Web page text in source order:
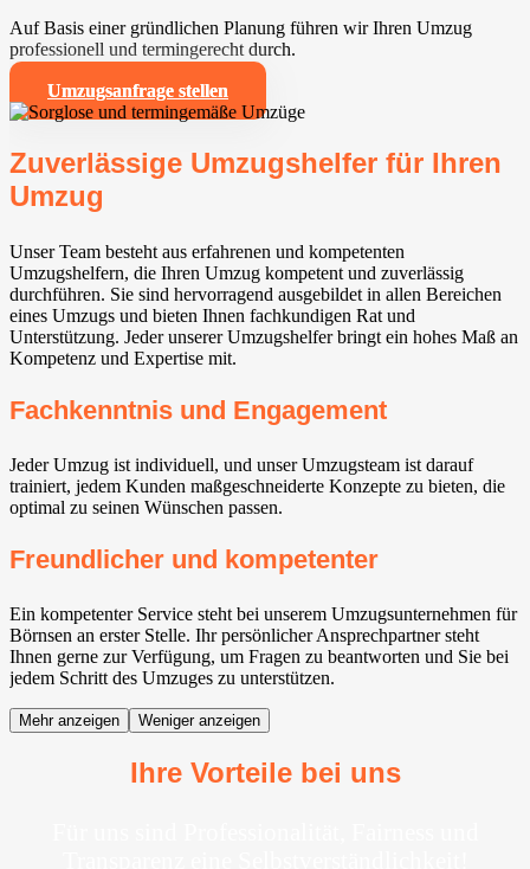
Auf Basis einer gründlichen Planung führen wir Ihren Umzug
professionell und termingerecht durch.
Umzugsanfrage stellen
Zuverlässige Umzugshelfer für Ihren
Umzug
Unser Team besteht aus erfahrenen und kompetenten
Umzugshelfern, die Ihren Umzug kompetent und zuverlässig
durchführen. Sie sind hervorragend ausgebildet in allen Bereichen
eines Umzugs und bieten Ihnen fachkundigen Rat und
Unterstützung. Jeder unserer Umzugshelfer bringt ein hohes Maß an
Kompetenz und Expertise mit.
Fachkenntnis und Engagement
Jeder Umzug ist individuell, und unser Umzugsteam ist darauf
trainiert, jedem Kunden maßgeschneiderte Konzepte zu bieten, die
optimal zu seinen Wünschen passen.
Freundlicher und kompetenter
Ein kompetenter Service steht bei unserem Umzugsunternehmen für
Börnsen an erster Stelle. Ihr persönlicher Ansprechpartner steht
Ihnen gerne zur Verfügung, um Fragen zu beantworten und Sie bei
jedem Schritt des Umzuges zu unterstützen.
Mehr anzeigen Weniger anzeigen
Ihre Vorteile bei uns